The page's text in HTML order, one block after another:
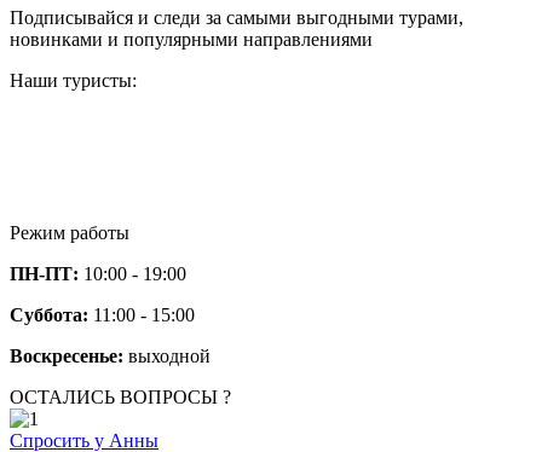
Подписывайся и следи за самыми выгодными турами,
новинками и популярными направлениями
Наши туристы:
Режим работы
ПН-ПТ: 10:00 - 19:00
Суббота: 11:00 - 15:00
Воскресенье: выходной
ОСТАЛИСЬ ВОПРОСЫ ?
Спросить у Анны